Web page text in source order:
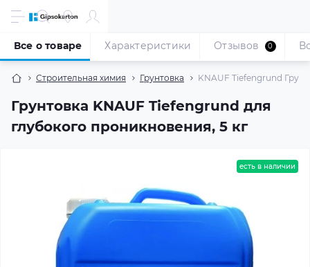
Строительная химия Грунтовка KNAUF Tiefengrund
Грунтовка KNAUF Tiefengrund для
глубокого проникновения, 5 кг
Все о товаре Характеристики Отзывов 0
есть в наличии